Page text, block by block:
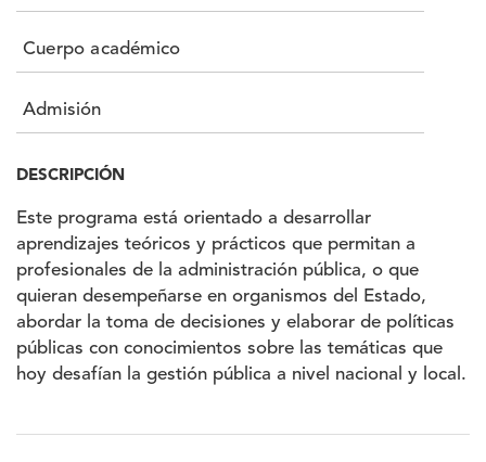
Cuerpo académico
Admisión
DESCRIPCIÓN
Este programa está orientado a desarrollar
aprendizajes teóricos y prácticos que permitan a
profesionales de la administración pública, o que
quieran desempeñarse en organismos del Estado,
abordar la toma de decisiones y elaborar de políticas
públicas con conocimientos sobre las temáticas que
hoy desafían la gestión pública a nivel nacional y local.